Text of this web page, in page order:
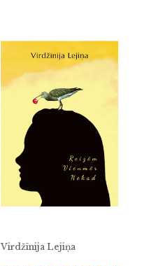
Virdžīnija Lejiņa